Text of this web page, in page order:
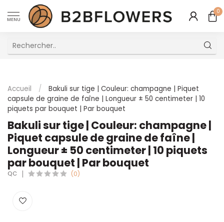
MENU
0
Accueil /
Bakuli sur tige | Couleur: champagne | Piquet
capsule de graine de faîne | Longueur ± 50 centimeter | 10
piquets par bouquet | Par bouquet
Bakuli sur tige | Couleur: champagne |
Piquet capsule de graine de faîne |
Longueur ± 50 centimeter | 10 piquets
par bouquet | Par bouquet
QC (0)